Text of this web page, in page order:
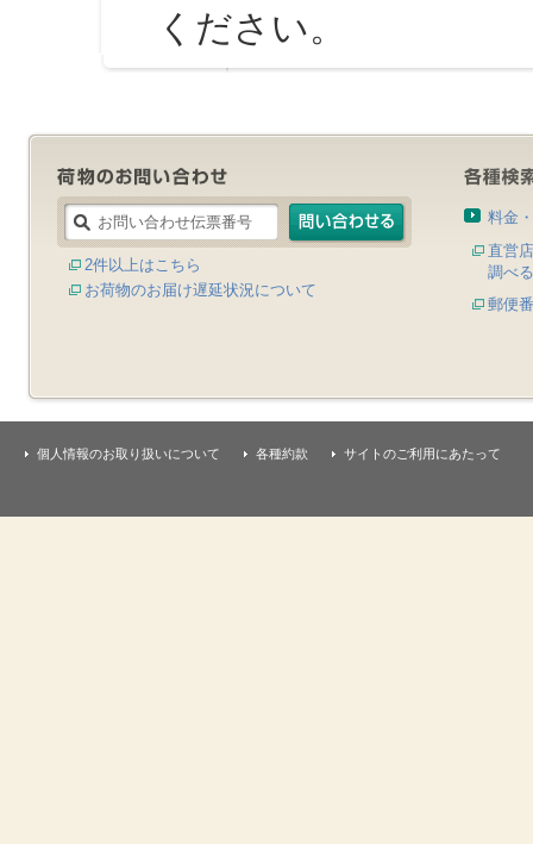
ください。
2件以上はこちら
お荷物のお届け遅延状況について
料金
直営
調べる
郵便
個人情報のお取り扱いについて 各種約款 サイトのご利用にあたって